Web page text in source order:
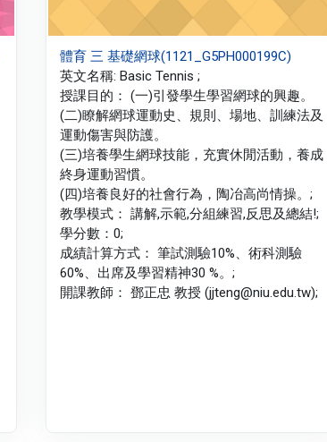
體育 三 基礎網球(1121_G5PH000199C)
英文名稱: Basic Tennis ;
授課目的： (一)引發學生學習網球的興趣。
(二)瞭解網球運動史、規則、場地、訓練法及
運動傷害與防護。
(三)培養學生網球技能，充實休閒活動，養成
終身運動習慣。
(四)培養良好的社會行為，陶冶高尚情操。;
教學模式： 講解,示範,分組練習,反思及總結!;
學分數：0;
成績計算方式： 筆試測驗10%、術科測驗
60%、出席及學習精神30 %。;
開課教師： 鄧正忠 教授 (jjteng@niu.edu.tw);